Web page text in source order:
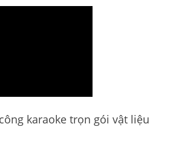
karaoke trọn gói vật liệu